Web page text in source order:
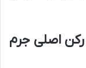
رکن اصلی جرم